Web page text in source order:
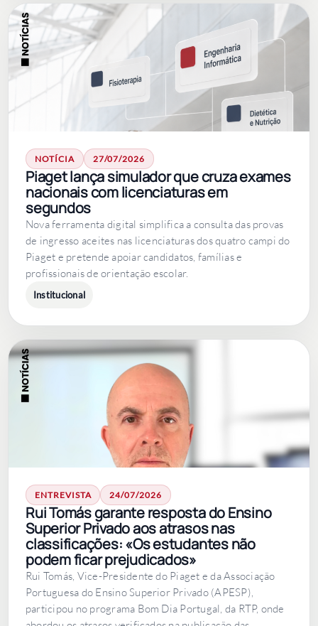
NOTÍCIA 27/07/2026
Piaget lança simulador que cruza exames
nacionais com licenciaturas em
segundos
Nova ferramenta digital simplifica a consulta das provas
de ingresso aceites nas licenciaturas dos quatro campi do
Piaget e pretende apoiar candidatos, famílias e
profissionais de orientação escolar.
Institucional
ENTREVISTA 24/07/2026
Rui Tomás garante resposta do Ensino
Superior Privado aos atrasos nas
classificações: «Os estudantes não
podem ficar prejudicados»
Rui Tomás, Vice-Presidente do Piaget e da Associação
Portuguesa do Ensino Superior Privado (APESP),
participou no programa Bom Dia Portugal, da RTP, onde